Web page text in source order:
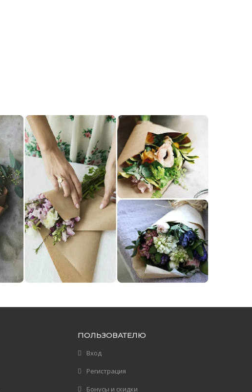
ПОЛЬЗОВАТЕЛЮ
Вход
Регистрация
Бонусы и скидки